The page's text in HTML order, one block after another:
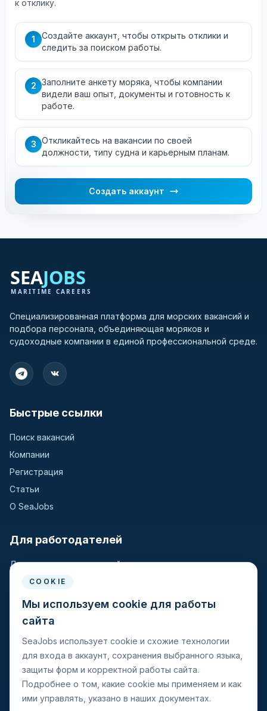
к отклику.
1
Создайте аккаунт, чтобы открыть отклики и
следить за поиском работы.
2 Заполните анкету моряка, чтобы компании
видели ваш опыт, документы и готовность к
работе.
3 Откликайтесь на вакансии по своей
должности, типу судна и карьерным планам.
Создать аккаунт
Специализированная платформа для морских вакансий и
подбора персонала, объединяющая моряков и
судоходные компании в единой профессиональной среде.
Быстрые ссылки
Поиск вакансий
Компании
Регистрация
Статьи
О SeaJobs
Для работодателей
Для крюинговых компаний
Разместить вакансию
Поиск кандидатов
Для моряков
Поиск вакансий
Просмотр компаний
COOKIE
Мы используем cookie для работы
сайта
SeaJobs использует cookie и схожие технологии
для входа в аккаунт, сохранения выбранного языка,
защиты форм и корректной работы сайта.
Подробнее о том, какие cookie мы применяем и как
ими управлять, указано в наших документах.